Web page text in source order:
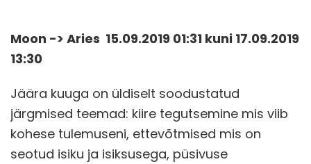
Moon -> Aries 15.09.2019 01:31 kuni 17.09.2019
13:30
Jäära kuuga on üldiselt soodustatud
järgmised teemad: kiire tegutsemine mis viib
kohese tulemuseni, ettevõtmised mis on
seotud isiku ja isiksusega, püsivuse